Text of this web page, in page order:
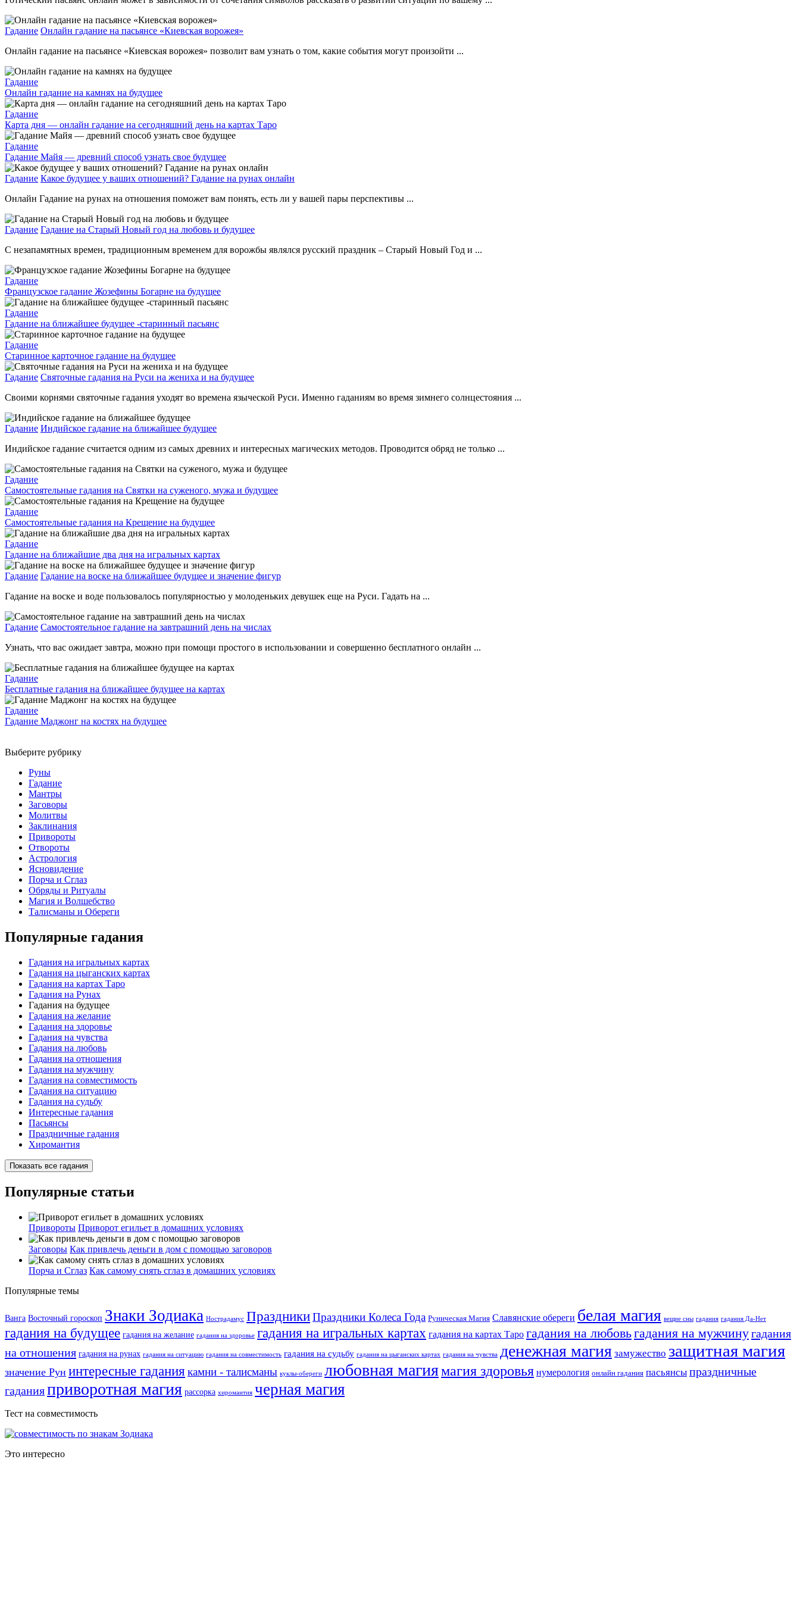
Гадание Онлайн гадание на пасьянсе «Киевская ворожея»
Онлайн гадание на пасьянсе «Киевская ворожея» позволит вам узнать о том, какие события могут произойти ...
Гадание
Онлайн гадание на камнях на будущее
Гадание
Карта дня — онлайн гадание на сегодняшний день на картах Таро
Гадание
Гадание Майя — древний способ узнать свое будущее
Гадание Какое будущее у ваших отношений? Гадание на рунах онлайн
Онлайн Гадание на рунах на отношения поможет вам понять, есть ли у вашей пары перспективы ...
Гадание Гадание на Старый Новый год на любовь и будущее
С незапамятных времен, традиционным временем для ворожбы являлся русский праздник – Старый Новый Год и ...
Гадание
Французское гадание Жозефины Богарне на будущее
Гадание
Гадание на ближайшее будущее -старинный пасьянс
Гадание
Старинное карточное гадание на будущее
Гадание Святочные гадания на Руси на жениха и на будущее
Своими корнями святочные гадания уходят во времена языческой Руси. Именно гаданиям во время зимнего солнцестояния ...
Гадание Индийское гадание на ближайшее будущее
Индийское гадание считается одним из самых древних и интересных магических методов. Проводится обряд не только ...
Гадание
Самостоятельные гадания на Святки на суженого, мужа и будущее
Гадание
Самостоятельные гадания на Крещение на будущее
Гадание
Гадание на ближайшие два дня на игральных картах
Гадание Гадание на воске на ближайшее будущее и значение фигур
Гадание на воске и воде пользовалось популярностью у молоденьких девушек еще на Руси. Гадать на ...
Гадание Самостоятельное гадание на завтрашний день на числах
Узнать, что вас ожидает завтра, можно при помощи простого в использовании и совершенно бесплатного онлайн ...
Гадание
Бесплатные гадания на ближайшее будущее на картах
Гадание
Гадание Маджонг на костях на будущее
Выберите рубрику
Руны
Гадание
Мантры
Заговоры
Молитвы
Заклинания
Привороты
Отвороты
Астрология
Ясновидение
Порча и Сглаз
Обряды и Ритуалы
Магия и Волшебство
Талисманы и Обереги
Популярные гадания
Гадания на игральных картах
Гадания на цыганских картах
Гадания на картах Таро
Гадания на Рунах
Гадания на будущее
Гадания на желание
Гадания на здоровье
Гадания на чувства
Гадания на любовь
Гадания на отношения
Гадания на мужчину
Гадания на совместимость
Гадания на ситуацию
Гадания на судьбу
Интересные гадания
Пасьянсы
Праздничные гадания
Хиромантия
Показать все гадания
Популярные статьи
Привороты Приворот егильет в домашних условиях
Заговоры Как привлечь деньги в дом с помощью заговоров
Порча и Сглаз Как самому снять сглаз в домашних условиях
Популярные темы
Ванга Восточный гороскоп Знаки Зодиака Нострадамус ПраздникиПраздники Колеса Года Руническая Магия Славянские обереги белая магия вещие сны гадания гадания Да-Нет
гадания на будущее гадания на желание гадания на здоровье гадания на игральных картах гадания на картах Таро гадания на любовьгадания на мужчинугадания
на отношения гадания на рунах гадания на ситуацию гадания на совместимость гадания на судьбу гадания на цыганских картах гадания на чувства денежная магия замужество защитная магия
значение Рун интересные гадания камни - талисманы куклы-обереги любовная магиямагия здоровья нумерология онлайн гадания пасьянсы праздничные
гаданияприворотная магия рассорка хиромантия черная магия
Тест на совместимость
Это интересно